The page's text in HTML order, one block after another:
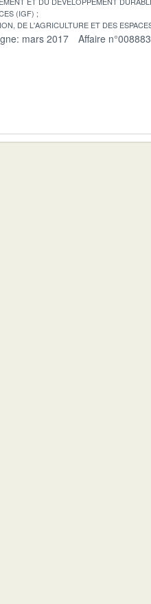
(IGF)
DE L'AGRICULTURE ET DES
mars 2017 Affaire